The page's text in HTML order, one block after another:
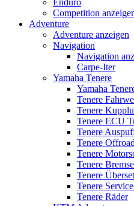
Enduro
Competition
Adventure
Adventure anzeigen
Navigation
Navigation
Carpe-Iter
Yamaha Tenere
Yamaha
Tenere
Tenere
Tenere ECU
Tenere
Tenere
Tenere
Tenere
Tenere
Tenere
Tenere Räder